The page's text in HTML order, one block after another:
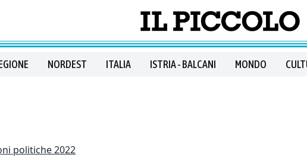
NORDEST ITALIA ISTRIA - BALCANI MONDO
politiche 2022